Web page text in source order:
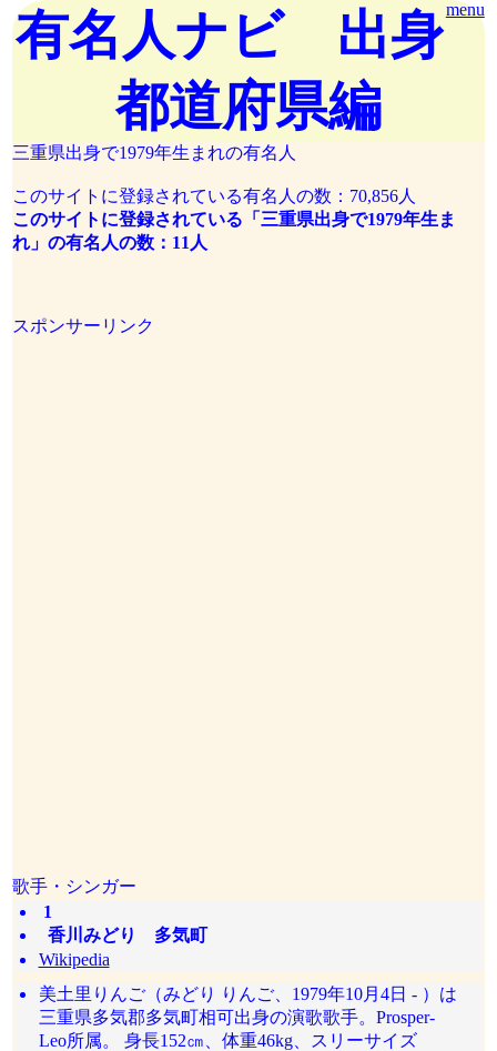
menu
有名人ナビ 出身
都道府県編
三重県出身で1979年生まれの有名人
このサイトに登録されている有名人の数：70,856人
このサイトに登録されている「三重県出身で1979年生ま
れ」の有名人の数：11人
スポンサーリンク
歌手・シンガー
1
香川みどり 多気町
Wikipedia
美土里りんご（みどり りんご、1979年10月4日 - ）は
三重県多気郡多気町相可出身の演歌歌手。Prosper-
Leo所属。 身長152㎝、体重46kg、スリーサイズ